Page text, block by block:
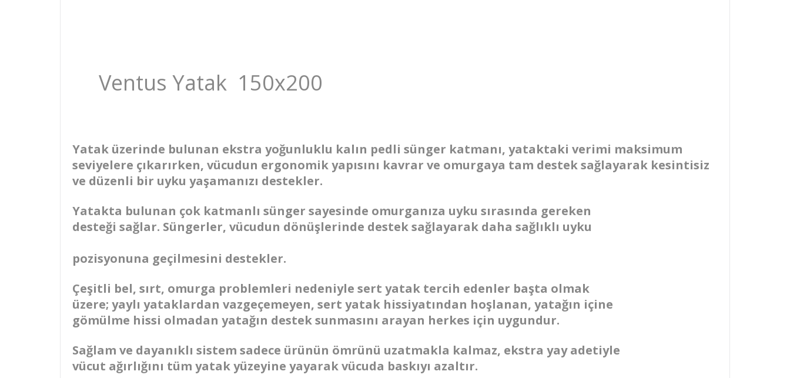
Ventus Yatak 150x200
Yatak üzerinde bulunan ekstra yoğunluklu kalın pedli sünger katmanı, yataktaki verimi maksimum
seviyelere çıkarırken, vücudun ergonomik yapısını kavrar ve omurgaya tam destek sağlayarak kesintisiz
ve düzenli bir uyku yaşamanızı destekler.
Yatakta bulunan çok katmanlı sünger sayesinde omurganıza uyku sırasında gereken
desteği sağlar. Süngerler, vücudun dönüşlerinde destek sağlayarak daha sağlıklı uyku
pozisyonuna geçilmesini destekler.
Çeşitli bel, sırt, omurga problemleri nedeniyle sert yatak tercih edenler başta olmak
üzere; yaylı yataklardan vazgeçemeyen, sert yatak hissiyatından hoşlanan, yatağın içine
gömülme hissi olmadan yatağın destek sunmasını arayan herkes için uygundur.
Sağlam ve dayanıklı sistem sadece ürünün ömrünü uzatmakla kalmaz, ekstra yay adetiyle
vücut ağırlığını tüm yatak yüzeyine yayarak vücuda baskıyı azaltır.